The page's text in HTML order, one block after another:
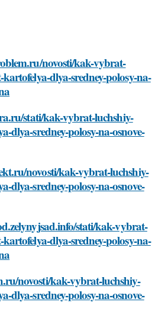
novosti/kak-vybrat-
dlya-sredney-polosy-na-
stati/kak-vybrat-luchshiy-
dlya-sredney-polosy-na-osnove-
novosti/kak-vybrat-luchshiy-
dlya-sredney-polosy-na-osnove-
stati/kak-vybrat-
dlya-sredney-polosy-na-
novosti/kak-vybrat-luchshiy-
dlya-sredney-polosy-na-osnove-